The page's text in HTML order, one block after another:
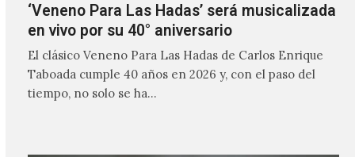
‘Veneno Para Las Hadas’ será musicalizada
en vivo por su 40° aniversario
El clásico Veneno Para Las Hadas de Carlos Enrique
Taboada cumple 40 años en 2026 y, con el paso del
tiempo, no solo se ha…